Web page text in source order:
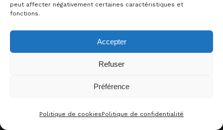
peut affecter négativement certaines caractéristiques et
fonctions.
Accepter
Refuser
Préférence
Politique de cookiesPolitique de confidentialité
SUR LE MÊME SUJET
HYPOMÈTRE DE LA VILLA DESCONTACT